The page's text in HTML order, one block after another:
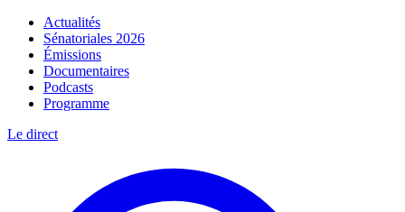
Actualités
Sénatoriales 2026
Émissions
Documentaires
Podcasts
Programme
Le direct